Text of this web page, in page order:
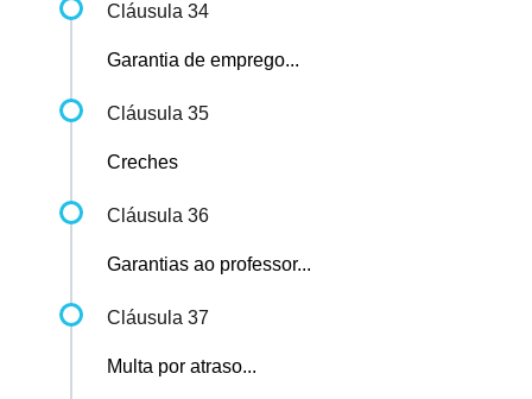
Cláusula 34
Garantia de emprego...
Cláusula 35
Creches
Cláusula 36
Garantias ao professor...
Cláusula 37
Multa por atraso...